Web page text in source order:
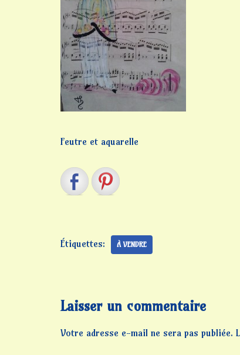
Feutre et aquarelle
Étiquettes: À VENDRE
Laisser un commentaire
Votre adresse e-mail ne sera pas publiée.